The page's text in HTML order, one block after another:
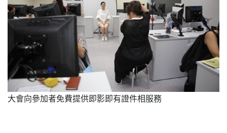
大會向參加者免費提供即影即有證件相服務